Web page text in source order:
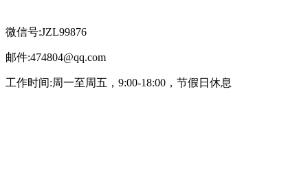
微信号:JZL99876
邮件:474804@qq.com
工作时间:周一至周五，9:00-18:00，节假日休息